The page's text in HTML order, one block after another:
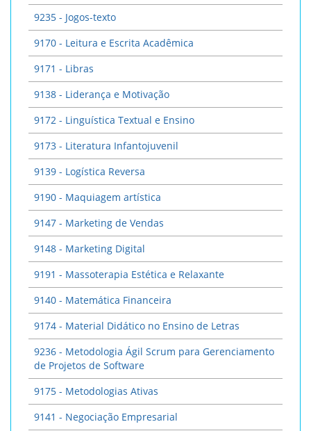
9235 - Jogos-texto
9170 - Leitura e Escrita Acadêmica
9171 - Libras
9138 - Liderança e Motivação
9172 - Linguística Textual e Ensino
9173 - Literatura Infantojuvenil
9139 - Logística Reversa
9190 - Maquiagem artística
9147 - Marketing de Vendas
9148 - Marketing Digital
9191 - Massoterapia Estética e Relaxante
9140 - Matemática Financeira
9174 - Material Didático no Ensino de Letras
9236 - Metodologia Ágil Scrum para Gerenciamento
de Projetos de Software
9175 - Metodologias Ativas
9141 - Negociação Empresarial